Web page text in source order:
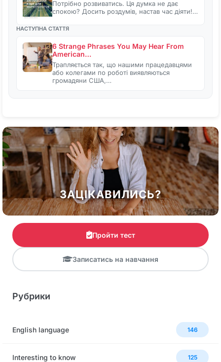
Потрібно розвиватись. Ця думка не дає
спокою? Досить роздумів, настав час діяти!…
НАСТУПНА СТАТТЯ
6 Strange Phrases You May Hear From
American…
Трапляється так, що нашими працедавцями
або колегами по роботі виявляються
громадяни США,…
ЗАЦІКАВИЛИСЬ?
Пройти тест
Записатись на навчання
Рубрики
English language 146
Interesting to know 125